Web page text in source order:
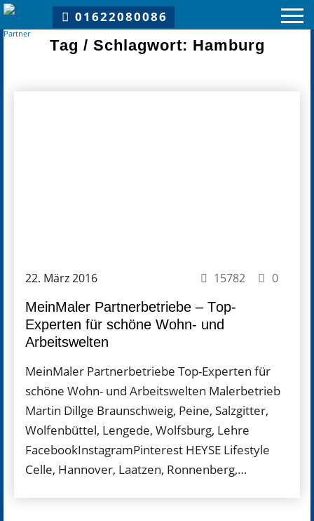
Du bist hier:MeinMaler Partnerbetriebe – Top-Experten für schöne Wohn- und Arbeitswelten
01622080086
Arbeitgeber4Punkt0
Partner werden
Navigation schließen
Tag / Schlagwort: Hamburg
22. März 2016 15782
0
MeinMaler Partnerbetriebe – Top-
Experten für schöne Wohn- und
Arbeitswelten
MeinMaler Partner­betriebe Top-Experten für
schöne Wohn- und Arbeits­welten Malerbetrieb
Martin Dillge Braunschweig, Peine, Salzgitter,
Wolfenbüttel, Lengede, Wolfsburg, Lehre
FacebookInstagramPinterest HEYSE Lifestyle
Celle, Hannover, Laatzen, Ronnenberg,…